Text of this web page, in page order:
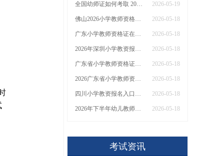
全国幼师证如何考取 2026全报考新规是什么？ 2026-05-19
佛山2026小学教师资格证考试报名官网 附报考注意事项！ 2026-05-18
广东小学教师资格证在哪里报名 具体网站是？ 2026-05-18
2026年深圳小学教资报名入口官网 多少钱报名？ 2026-05-18
广东省小学教师资格证考试院官网 具体网址 2026-05-18
2026广东省小学教师资格报名入口官网登录 2026-05-18
四川小学教资报名入口官网网址2026下半年 2026-05-18
2026年下半年幼儿教师资格证怎么报名 具体官网在哪里 2026-05-18
考试资讯